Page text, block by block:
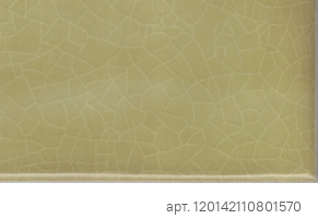
арт. 120142110801570